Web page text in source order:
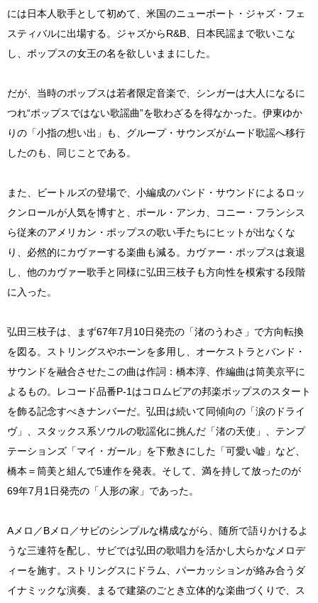
には日本人歌手として初めて、米国のニューポート・ジャズ・フェ
スティバルに出場する。ジャズからR&B、日本民謡まで歌いこな
し、ポップスの女王の名を欲しいままにした。
だが、当時のポップスは若者限定音楽で、シンガーは大人になるに
つれ“ポップスではない歌謡曲”を歌わざるを得なかった。伊東ゆか
りの「小指の想い出」も、グループ・サウンズがムード歌謡へ移行
したのも、同じことである。
また、ビートルズの登場で、小編成のバンド・サウンドによるロッ
クンロールが人気を博すと、ポール・アンカ、コニー・フランシス
ら従来のアメリカン・ポップスの歌い手たちにヒットが出なくな
り、必然的にカヴァーする楽曲も減る。カヴァー・ポップスは衰退
し、他のカヴァー歌手と同様に弘田三枝子も方向性を模索する段階
に入った。
弘田三枝子は、まず67年7月10日発売の「渚のうわさ」で方向転換
を図る。ストリングスやホーンを多用し、オーケストラとバンド・
サウンドを融合させたこの曲は作詞：橋本淳、作編曲は筒美京平に
よるもの。レコード品番P-1はコロムビアの邦楽ポップスのスタート
を飾る記念すべきナンバーだ。弘田は続いて同傾向の「涙のドライ
ヴ」、スタックス系ソウルの歌謡化に挑んだ「渚の天使」、テンプ
テーションズ「マイ・ガール」を下敷きにした「可愛い嘘」など、
橋本＝筒美と組んで5連作を発表。そして、満を持して放ったのが
69年7月1日発売の「人形の家」であった。
Aメロ／Bメロ／サビのシンプルな構成ながら、随所で語りかけるよ
うな三連符を配し、サビでは弘田の歌唱力を活かし大らかなメロデ
ィーを施す。ストリングスにドラム、パーカッションが絡み合うダ
イナミックな演奏、まるで建築のごとき立体的な楽曲づくりで、ス